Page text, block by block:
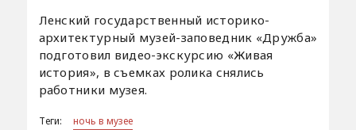
Ленский государственный историко-
архитектурный музей-заповедник «Дружба»
подготовил видео-экскурсию «Живая
история», в съемках ролика снялись
работники музея.
Теги: ночь в музее